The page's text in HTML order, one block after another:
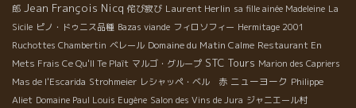
郎 Jean François Nicq 侘び寂び Laurent Herlin sa fille ainée Madeleine La
Sicile ピノ・ドゥニス品種 Bazas viande フィロソフィー Hermitage 2001
Ruchottes Chambertin ベレール Domaine du Matin Calme Restaurant En
Mets Frais Ce Qu'Il Te Plaît マルゴ・グループ STC Tours Marion des Capriers
Mas de l'Escarida Strohmeier レシャッペ・ベル 赤 ニューヨーク Philippe
Aliet Domaine Paul Louis Eugène Salon des Vins de Jura ジャニエール村